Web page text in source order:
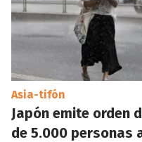
Asia-tifón
Japón emite orden
de 5.000 personas